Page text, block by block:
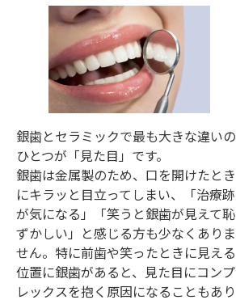
銀歯とセラミックで最も大きな違いの
ひとつが「見た目」です。
銀歯は金属製のため、口を開けたとき
にキラッと目立ってしまい、「治療跡
が気になる」「笑うと銀歯が見えて恥
ずかしい」と感じる方も少なくありま
せん。特に前歯や笑ったときに見える
位置に銀歯があると、見た目にコンプ
レックスを抱く原因になることもあり